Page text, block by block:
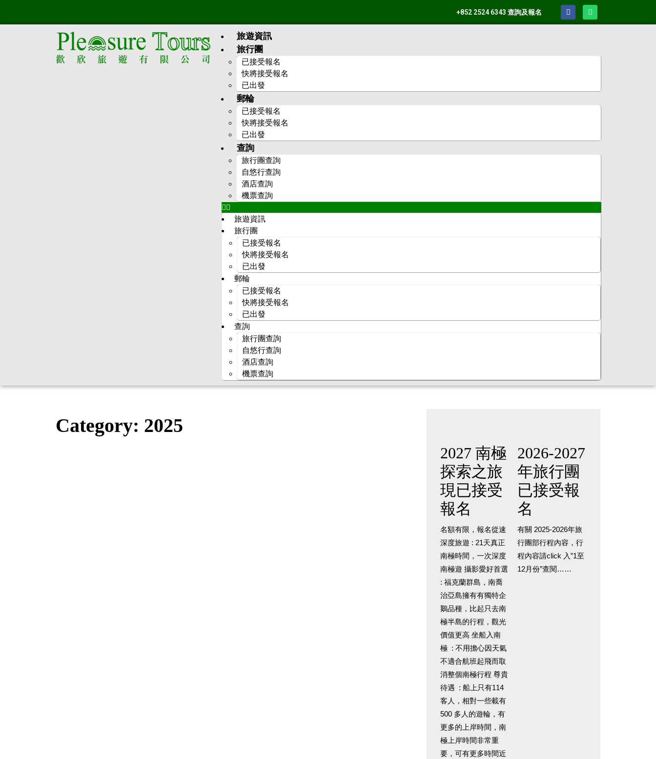
+852 2524 6343 查詢及報名
旅遊資訊
旅行團
已接受報名
快將接受報名
已出發
郵輪
已接受報名
快將接受報名
已出發
查詢
旅行團查詢
自悠行查詢
酒店查詢
機票查詢
旅遊資訊
旅行團
已接受報名
快將接受報名
已出發
郵輪
已接受報名
快將接受報名
已出發
查詢
旅行團查詢
自悠行查詢
酒店查詢
機票查詢
Category: 2025
2027 南極
探索之旅
現已接受
報名
名額有限，報名從速
深度旅遊 : 21天真正
南極時間，一次深度
南極遊 攝影愛好首選
: 福克蘭群島，南喬
治亞島擁有有獨特企
鵝品種，比起只去南
極半島的行程，觀光
價值更高 坐船入南
極 : 不用擔心因天氣
不適合航班起飛而取
消整個南極行程 尊貴
待遇 : 船上只有114
客人，相對一些載有
500 多人的遊輪，有
更多的上岸時間，南
極上岸時間非常重
要，可有更多時間近
2026-2027
年旅行團
已接受報
名
有關 2025-2026年旅
行團部行程內容，行
程內容請click 入”1至
12月份”查閱……